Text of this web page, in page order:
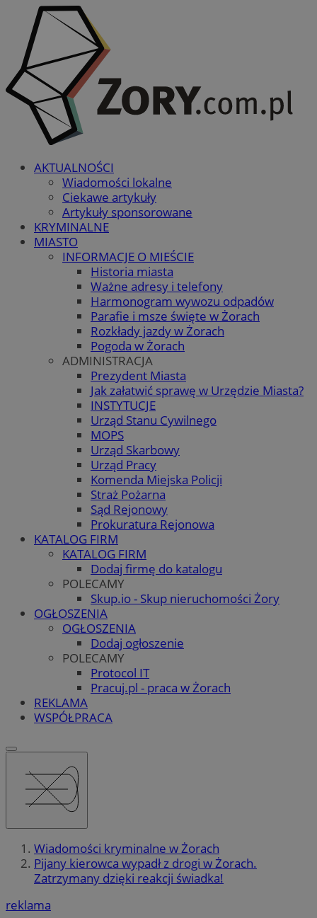
AKTUALNOŚCI
Wiadomości lokalne
Ciekawe artykuły
Artykuły sponsorowane
KRYMINALNE
MIASTO
INFORMACJE O MIEŚCIE
Historia miasta
Ważne adresy i telefony
Harmonogram wywozu odpadów
Parafie i msze święte w Żorach
Rozkłady jazdy w Żorach
Pogoda w Żorach
ADMINISTRACJA
Prezydent Miasta
Jak załatwić sprawę w Urzędzie Miasta?
INSTYTUCJE
Urząd Stanu Cywilnego
MOPS
Urząd Skarbowy
Urząd Pracy
Komenda Miejska Policji
Straż Pożarna
Sąd Rejonowy
Prokuratura Rejonowa
KATALOG FIRM
KATALOG FIRM
Dodaj firmę do katalogu
POLECAMY
Skup.io - Skup nieruchomości Żory
OGŁOSZENIA
OGŁOSZENIA
Dodaj ogłoszenie
POLECAMY
Protocol IT
Pracuj.pl - praca w Żorach
REKLAMA
WSPÓŁPRACA
Wiadomości kryminalne w Żorach
Pijany kierowca wypadł z drogi w Żorach.
Zatrzymany dzięki reakcji świadka!
reklama